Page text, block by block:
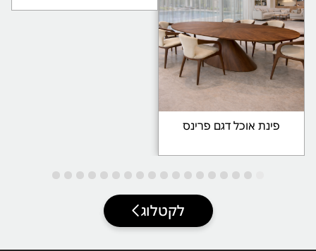
פינת אוכל דגם פרינס
לקטלוג